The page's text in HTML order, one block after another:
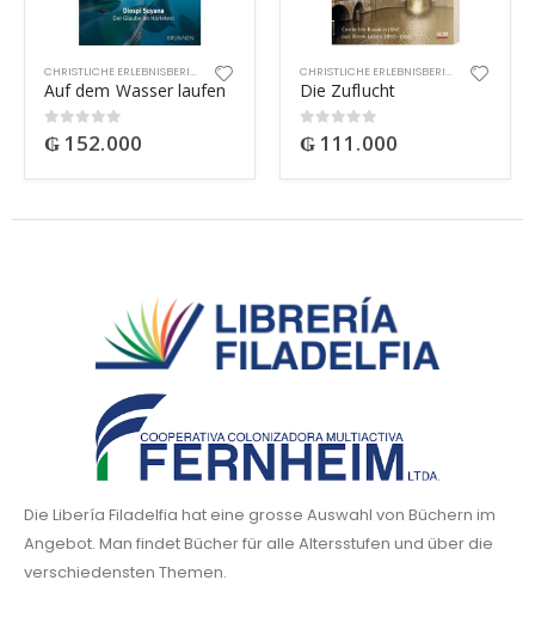
CHRISTLICHE ERLEBNISBERICHTE
Auf dem Wasser laufen
0out of 5
₲ 152.000
CHRISTLICHE ERLEBNISBERICHTE
Die Zuflucht
0out of 5
₲ 111.000
Die Libería Filadelfia hat eine grosse Auswahl von Büchern im
Angebot. Man findet Bücher für alle Altersstufen und über die
verschiedensten Themen.